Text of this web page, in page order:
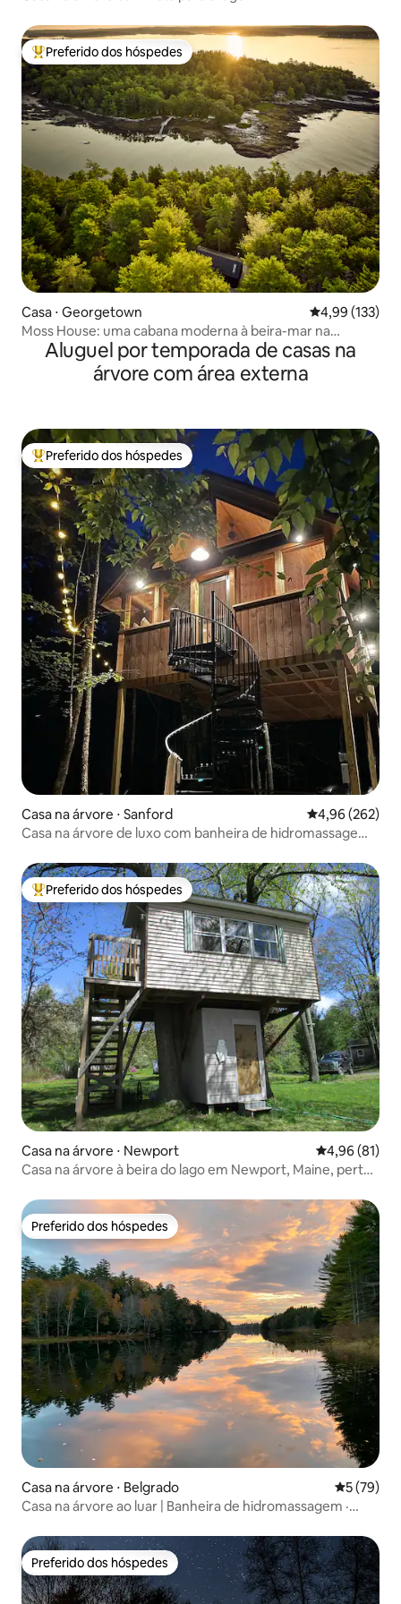
Entre os melhores preferidos dos hóspedes
Preferido dos hóspedes
Casa ⋅ Georgetown 4,99 de uma
4,99 (133)
Moss House: uma cabana moderna à beira-mar na
floresta
Aluguel por temporada de casas na
árvore com área externa
Entre os melhores preferidos dos hóspedes
Preferido dos hóspedes
Casa na árvore ⋅ Sanford 4,96 de uma
4,96 (262)
Casa na árvore de luxo com banheira de hidromassagem
Entre os melhores preferidos dos hóspedes
Preferido dos hóspedes
Casa na árvore ⋅ Newport 4,96 de uma
4,96 (81)
Casa na árvore à beira do lago em Newport, Maine, perto
Preferido dos hóspedes
Preferido dos hóspedes
Casa na árvore ⋅ Belgrado 5 de uma
5 (79)
Casa na árvore ao luar | Banheira de hidromassagem ·
Preferido dos hóspedes
Preferido dos hóspedes